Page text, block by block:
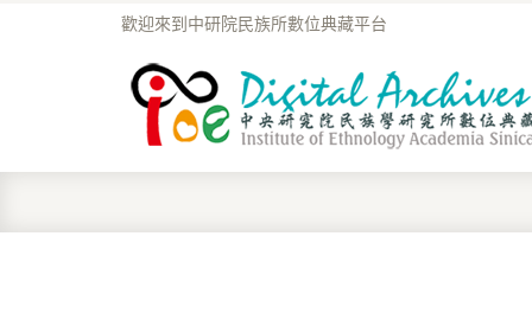
歡迎來到中研院民族所數位典藏平台